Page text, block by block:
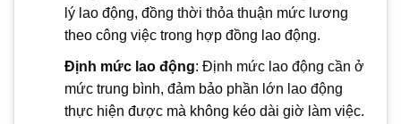
lý lao động, đồng thời thỏa thuận mức lương
theo công việc trong hợp đồng lao động.
Định mức lao động: Định mức lao động cần ở
mức trung bình, đảm bảo phần lớn lao động
thực hiện được mà không kéo dài giờ làm việc.